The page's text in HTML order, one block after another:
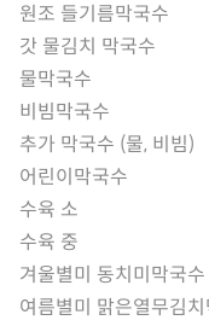
원조 들기름막국수
갓 물김치 막국수
물막국수
비빔막국수
추가 막국수 (물, 비빔)
어린이막국수
수육 소
수육 중
겨울별미 동치미막국
여름별미 맑은열무김